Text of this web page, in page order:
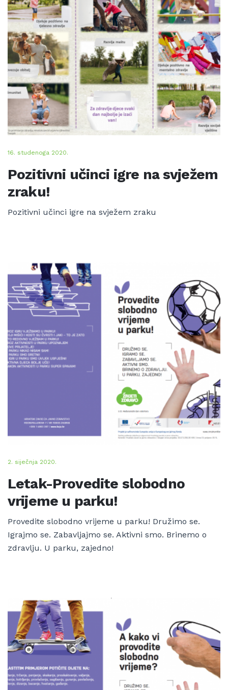
16. studenoga 2020.
Pozitivni učinci igre na svježem
zraku!
Pozitivni učinci igre na svježem zraku
2. siječnja 2020.
Letak-Provedite slobodno
vrijeme u parku!
Provedite slobodno vrijeme u parku! Družimo se.
Igrajmo se. Zabavljajmo se. Aktivni smo. Brinemo o
zdravlju. U parku, zajedno!